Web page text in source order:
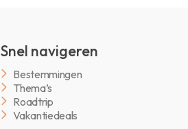
Snel navigeren
Bestemmingen
Thema’s
Roadtrip
Vakantiedeals